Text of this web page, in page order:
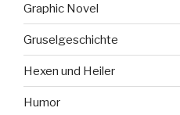
Graphic Novel
Gruselgeschichte
Hexen und Heiler
Humor